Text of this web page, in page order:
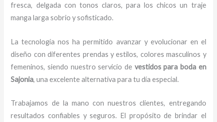
fresca, delgada con tonos claros, para los chicos un traje
manga larga sobrio y sofisticado.
La tecnología nos ha permitido avanzar y evolucionar en el
diseño con diferentes prendas y estilos, colores masculinos y
femeninos, siendo nuestro servicio de vestidos para boda en
Sajonia, una excelente alternativa para tu día especial.
Trabajamos de la mano con nuestros clientes, entregando
resultados confiables y seguros. El propósito de brindar el